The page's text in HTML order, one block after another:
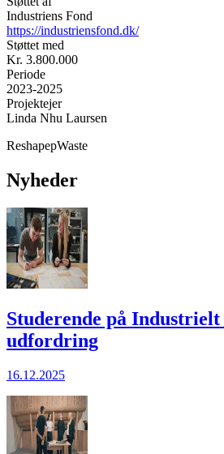
Industriens Fond
https://industriensfond.dk/
Støttet med
Kr. 3.800.000
Periode
2023-2025
Projektejer
Linda Nhu Laursen
ReshapepWaste
Nyheder
Studerende på
udfordring
16.12.2025